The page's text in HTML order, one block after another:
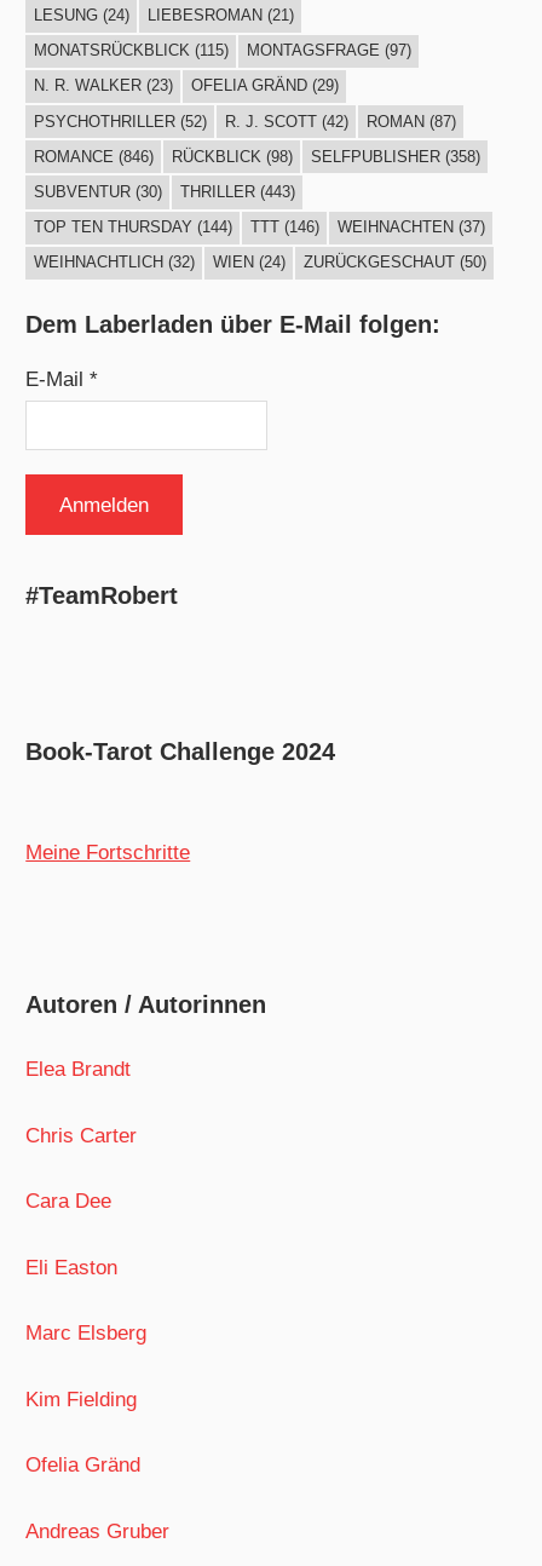
LESUNG(24) LIEBESROMAN (21)
MONATSRÜCKBLICK(115) MONTAGSFRAGE (97)
N. R. WALKER(23) OFELIA GRÄND(29)
PSYCHOTHRILLER(52) R. J. SCOTT(42) ROMAN(87)
ROMANCE (846) RÜCKBLICK (98) SELFPUBLISHER(358)
SUBVENTUR(30) THRILLER(443)
TOP TEN THURSDAY (144) TTT(146) WEIHNACHTEN (37)
WEIHNACHTLICH (32) WIEN (24) ZURÜCKGESCHAUT(50)
Dem Laberladen über E-Mail folgen:
E-Mail *
#TeamRobert
Book-Tarot Challenge 2024
Meine Fortschritte
Autoren / Autorinnen
Elea Brandt
Chris Carter
Cara Dee
Eli Easton
Marc Elsberg
Kim Fielding
Ofelia Gränd
Andreas Gruber